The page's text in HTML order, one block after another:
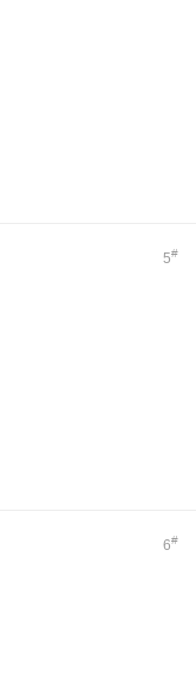
5#
6#